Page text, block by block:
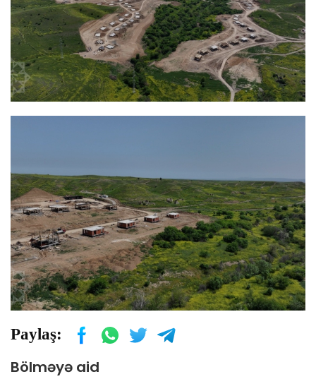
Paylaş:
Bölməyə aid